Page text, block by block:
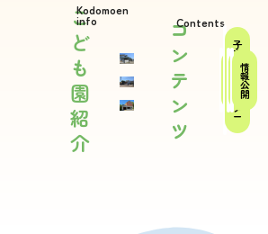
こ
ど
も
園
紹
介
Kodomoen
info
コ
ン
テ
ン
ツ
Contents
子
育
て
支
援
セ
ン
タ
ー
休
日
保
育
情
報
公
開